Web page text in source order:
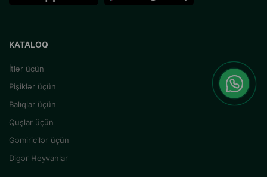
KATALOQ
İtlər üçün
Pişiklər üçün
Balıqlar üçün
Quşlar üçün
Gəmiricilər üçün
Digər Heyvanlar